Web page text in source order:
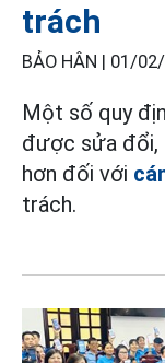
trách
BẢO HÂN | 01/
Một số quy
được sửa đổi,
hơn đối với
trách.